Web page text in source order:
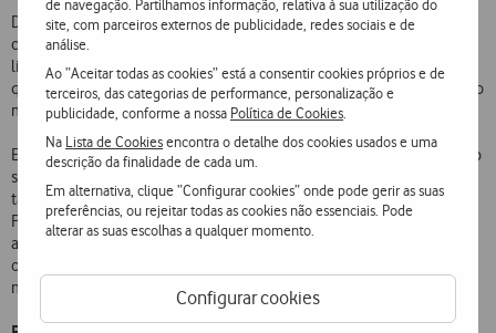
de navegação. Partilhamos informação, relativa à sua utilização do
site, com parceiros externos de publicidade, redes sociais e de
análise.
Ao “Aceitar todas as cookies” está a consentir cookies próprios e de
terceiros, das categorias de performance, personalização e
publicidade, conforme a nossa Política de Cookies
Na Lista de Cookiesencontra o detalhe dos cookies usados e uma
descrição da finalidade de cada um.
Em alternativa, clique “Configurar cookies” onde pode gerir as suas
preferências, ou rejeitar todas as cookies não essenciais. Pode
alterar as suas escolhas a qualquer momento.
Configurar cookies
Disponível na versão em cromado, o Sony Xperia Z5 Premium inclui
certificação IP65/IP68 de resistência à água e à poeira. O botão de
ligar/desligar integra ainda um novo sensor de impressões digitais,
que permite desbloquear o telefone com total segurança, num único
movimento.
Equipado com um potente processador Octa-core de 64 bits e com o
sistema operativo Android 5.1, o Z5 Premium desempenha qualquer
tarefa a uma velocidade ultrarápida. A bateria do Sony Xperia Z5
Premium foi especialmente desenvolvida para alcançar uma
autonomia de cerca de dois dias e o carregador Sony permite ainda
obter 5 horas e meia de bateria com um único carregamento de 10
minutos.